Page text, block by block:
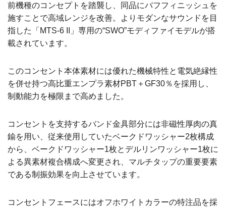
前機種のコンセプトを踏襲し、同品にバフフィニッシュを
施すことで高域レンジを改善。よりモダンなサウンドを目
指した「MTS-6 II」専用の“SWO”モディファイモデルが搭
載されています。
このコンセント本体素材には優れた機械特性と電気絶縁性
を併せ持つ高比重エンプラ素材PBT＋GF30％を採用し、
制動能力を極限まで高めました。
コンセントを支持するバンド金具部分には非磁性厚肉の真
鍮を用い、従来使用していたベークドワッシャー2枚構成
から、ベークドワッシャー1枚とデルリンワッシャー1枚に
よる異素材複合構成へ変更され、マルチタップの重要要素
である制振効果を向上させています。
コンセントフェースにはオフホワイトカラーの特注品を採